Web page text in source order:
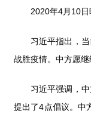
2020年4月10日
习近平指出，当前
战胜疫情。中方愿
习近平强调，中方
提出了4点倡议。中